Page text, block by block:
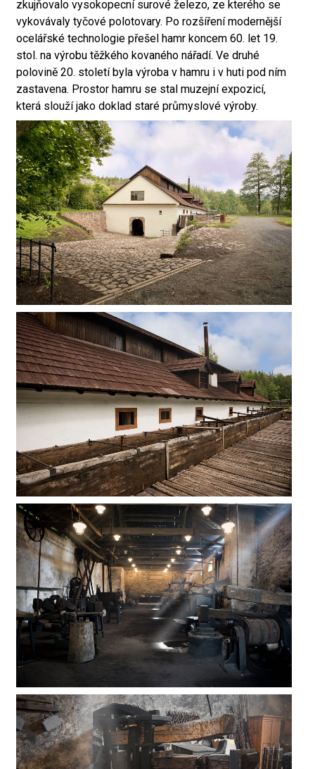
zkujňovalo vysokopecní surové železo, ze kterého se
vykovávaly tyčové polotovary. Po rozšíření modernější
ocelářské technologie přešel hamr koncem 60. let 19.
stol. na výrobu těžkého kovaného nářadí. Ve druhé
polovině 20. století byla výroba v hamru i v huti pod ním
zastavena. Prostor hamru se stal muzejní expozicí,
která slouží jako doklad staré průmyslové výroby.